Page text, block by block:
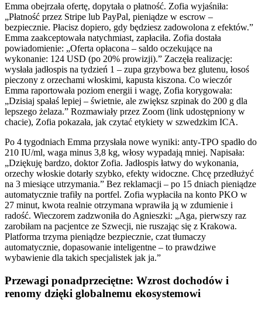
Emma obejrzała ofertę, dopytała o płatność. Zofia wyjaśniła:
„Płatność przez Stripe lub PayPal, pieniądze w escrow –
bezpiecznie. Płacisz dopiero, gdy będziesz zadowolona z efektów.”
Emma zaakceptowała natychmiast, zapłaciła. Zofia dostała
powiadomienie: „Oferta opłacona – saldo oczekujące na
wykonanie: 124 USD (po 20% prowizji).” Zaczęła realizację:
wysłała jadłospis na tydzień 1 – zupa grzybowa bez glutenu, łosoś
pieczony z orzechami włoskimi, kapusta kiszona. Co wieczór
Emma raportowała poziom energii i wagę, Zofia korygowała:
„Dzisiaj spałaś lepiej – świetnie, ale zwiększ szpinak do 200 g dla
lepszego żelaza.” Rozmawiały przez Zoom (link udostępniony w
chacie), Zofia pokazała, jak czytać etykiety w szwedzkim ICA.
Po 4 tygodniach Emma przysłała nowe wyniki: anty-TPO spadło do
210 IU/ml, waga minus 3,8 kg, włosy wypadają mniej. Napisała:
„Dziękuję bardzo, doktor Zofia. Jadłospis łatwy do wykonania,
orzechy włoskie dotarły szybko, efekty widoczne. Chcę przedłużyć
na 3 miesiące utrzymania.” Bez reklamacji – po 15 dniach pieniądze
automatycznie trafiły na portfel. Zofia wypłaciła na konto PKO w
27 minut, kwota realnie otrzymana wprawiła ją w zdumienie i
radość. Wieczorem zadzwoniła do Agnieszki: „Aga, pierwszy raz
zarobiłam na pacjentce ze Szwecji, nie ruszając się z Krakowa.
Platforma trzyma pieniądze bezpiecznie, czat tłumaczy
automatycznie, dopasowanie inteligentne – to prawdziwe
wybawienie dla takich specjalistek jak ja.”
Przewagi ponadprzeciętne: Wzrost dochodów i
renomy dzięki globalnemu ekosystemowi